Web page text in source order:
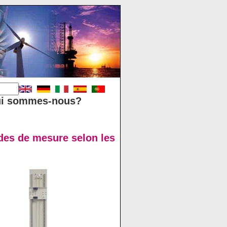
sommes-nous?
de mesure selon les